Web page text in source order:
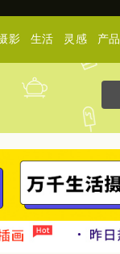
影 生活 灵感 产品